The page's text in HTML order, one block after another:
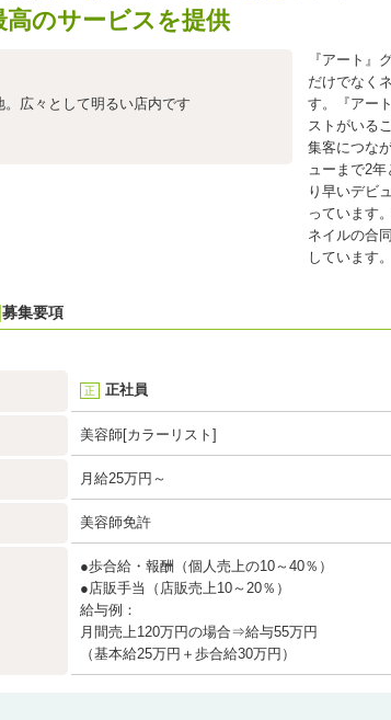
高のサービスを提供
広々として明るい店内です
『アート』
だけでなく
す。『アー
ストがいる
集客につな
ューまで2
り早いデビ
っています
ネイルの合
しています。
募集要項
正 正社員
美容師[カラーリスト]
月給25万円～
美容師免許
●歩合給・報酬（個人売上の10～40％）
●店販手当（店販売上10～20％）
給与例：
月間売上120万円の場合⇒給与55万円
（基本給25万円＋歩合給30万円）